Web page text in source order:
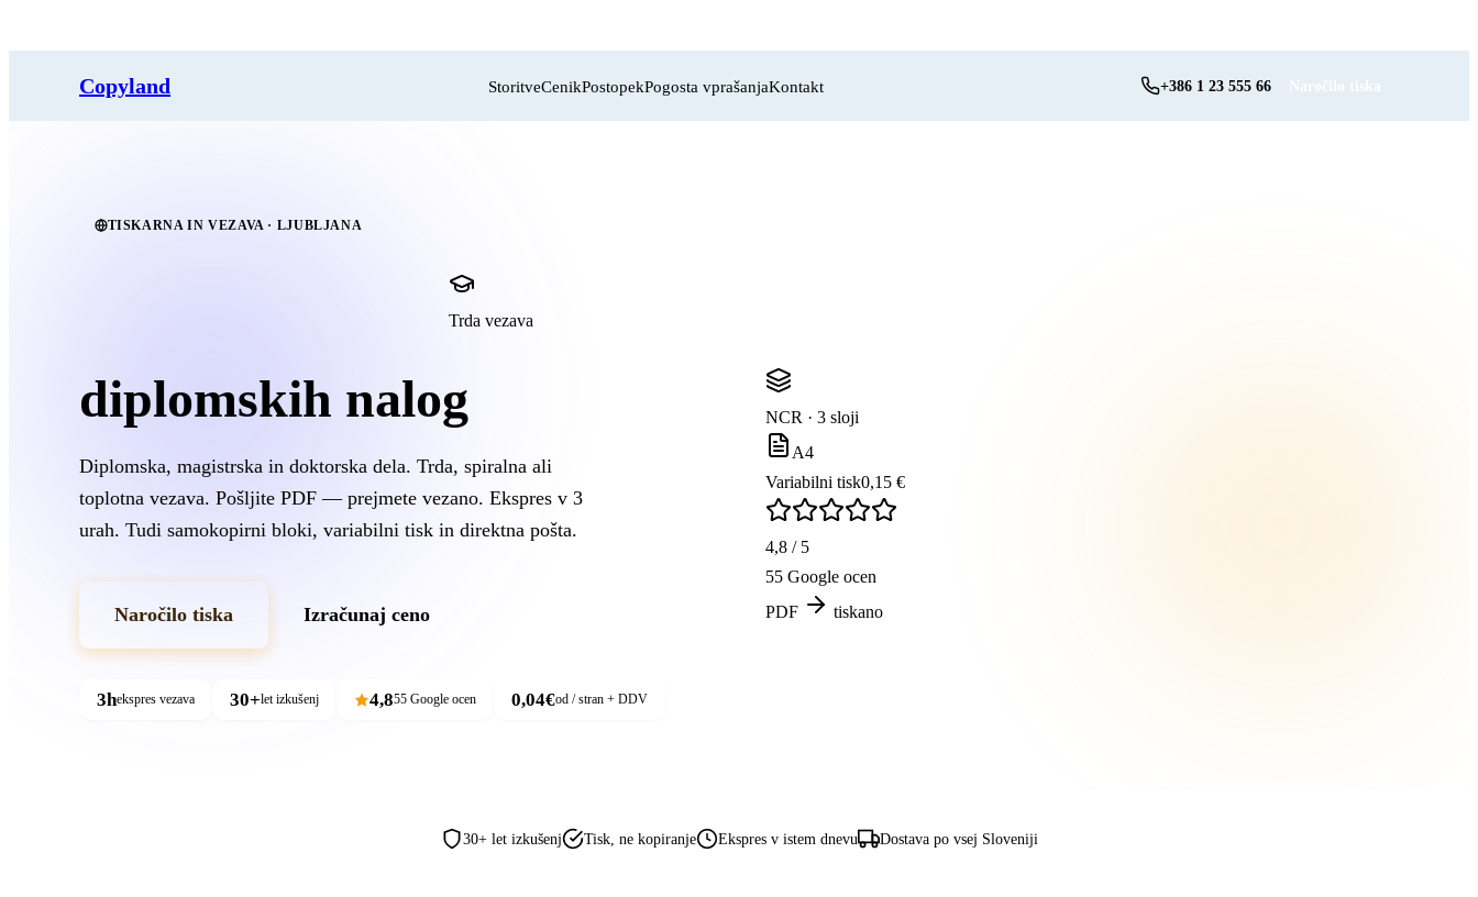
Copyland StoritveCenikPostopekPogosta vprašanjaKontakt +386 1 23 555 66 Naročilo tiska
TISKARNA IN VEZAVA · LJUBLJANA
diplomskih nalog
Diplomska, magistrska in doktorska dela. Trda, spiralna ali
toplotna vezava. Pošljite PDF — prejmete vezano. Ekspres v 3
urah. Tudi samokopirni bloki, variabilni tisk in direktna pošta.
Naročilo tiska Izračunaj ceno
3hekspres vezava 30+let izkušenj 4,855 Google ocen 0,04€od / stran + DDV
Trda vezava
NCR · 3 sloji
A4
Variabilni tisk0,15 €
4,8 / 5
55 Google ocen
PDF
tiskano
30+ let izkušenj Tisk, ne kopiranje Ekspres v istem dnevu Dostava po vsej Sloveniji